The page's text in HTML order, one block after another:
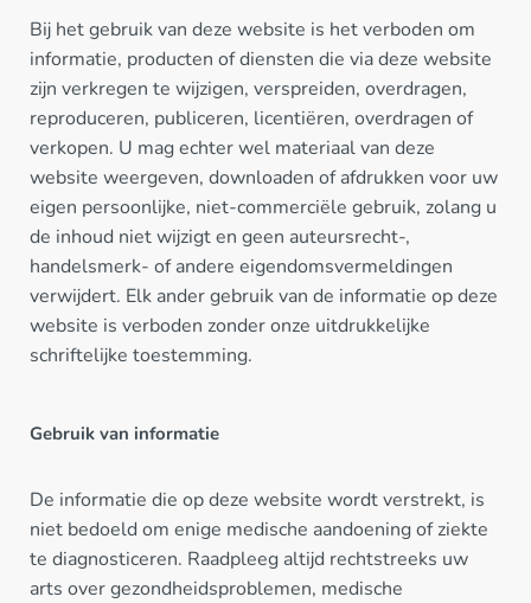
Bij het gebruik van deze website is het verboden om
informatie, producten of diensten die via deze website
zijn verkregen te wijzigen, verspreiden, overdragen,
reproduceren, publiceren, licentiëren, overdragen of
verkopen. U mag echter wel materiaal van deze
website weergeven, downloaden of afdrukken voor uw
eigen persoonlijke, niet-commerciële gebruik, zolang u
de inhoud niet wijzigt en geen auteursrecht-,
handelsmerk- of andere eigendomsvermeldingen
verwijdert. Elk ander gebruik van de informatie op deze
website is verboden zonder onze uitdrukkelijke
schriftelijke toestemming.
Gebruik van informatie
De informatie die op deze website wordt verstrekt, is
niet bedoeld om enige medische aandoening of ziekte
te diagnosticeren. Raadpleeg altijd rechtstreeks uw
arts over gezondheidsproblemen, medische